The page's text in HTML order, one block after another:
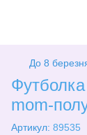
До 8
mom-
Артикул: 89535